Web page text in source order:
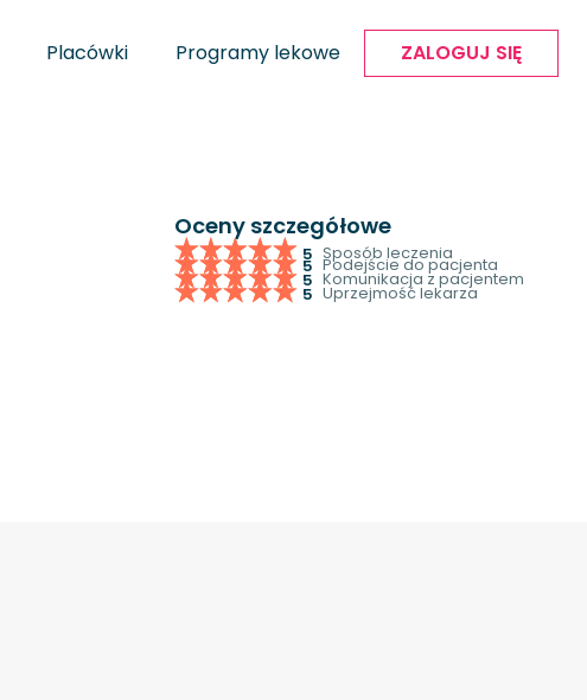
Placówki Programy lekowe ZALOGUJ SIĘ
Oceny szczegółowe
5 Sposób leczenia
5 Podejście do pacjenta
5 Komunikacja z pacjentem
5 Uprzejmość lekarza